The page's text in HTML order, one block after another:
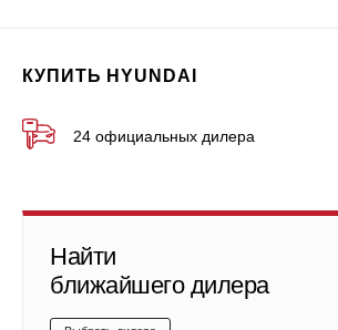
КУПИТЬ HYUNDAI
24 официальных дилера
Найти
ближайшего дилера